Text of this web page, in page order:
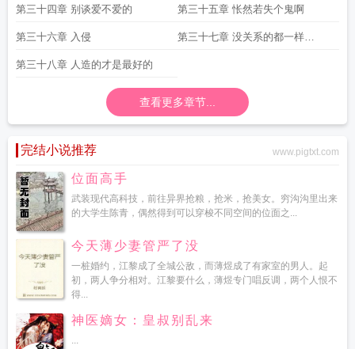
H有剧情
第三十四章 别谈爱不爱的 第三十五章 怅然若失个鬼啊
第三十六章 入侵 第三十七章 没关系的都一样
120044120212м
第三十八章 人造的才是最好的
查看更多章节...
完结小说推荐 www.pigtxt.com
位面高手
武装现代高科技，前往异界抢粮，抢米，抢美女。穷沟沟里出来
的大学生陈青，偶然得到可以穿梭不同空间的位面之...
今天薄少妻管严了没
一桩婚约，江黎成了全城公敌，而薄煜成了有家室的男人。起
初，两人争分相对。江黎要什么，薄煜专门唱反调，两个人恨不
得...
神医嫡女：皇叔别乱来
...